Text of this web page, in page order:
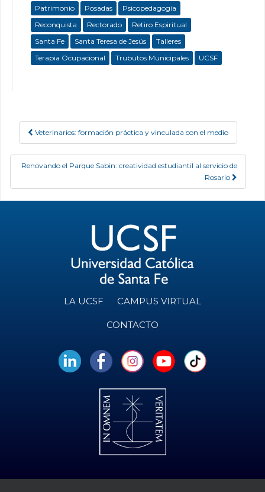
Patrimonio
Posadas
Psicopedagogía
Reconquista
Rectorado
Retiro Espiritual
Santa Fe
Santa Teresa de Jesús
Talleres
Terapia Ocupacional
Trubutos Municipales UCSF
Post navigation
Veterinarios: formación práctica y vinculada con el medio
Renovando el Parque Sabin: creatividad estudiantil al servicio de
Rosario
LA UCSF CAMPUS VIRTUAL
CONTACTO